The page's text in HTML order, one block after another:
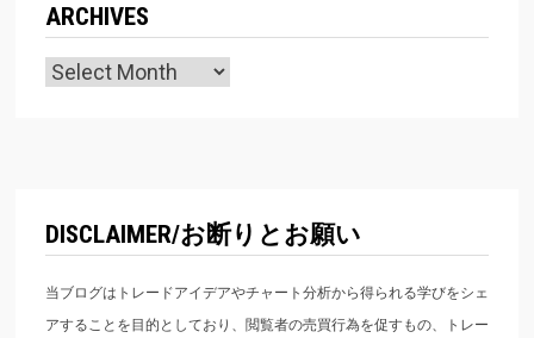
ARCHIVES
Archives
DISCLAIMER/お断りとお願い
当ブログはトレードアイデアやチャート分析から得られる学びをシェ
アすることを目的としており、閲覧者の売買行為を促すもの、トレー